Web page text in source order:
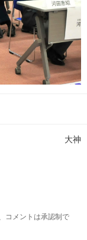
大神
コメントは承認制で